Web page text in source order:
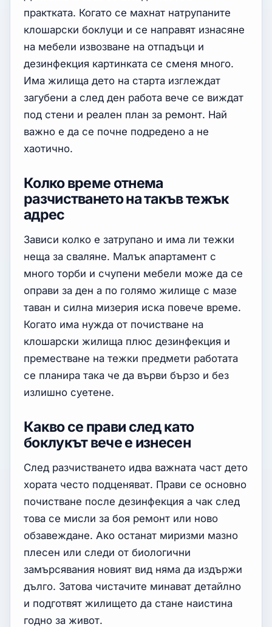
практката. Когато се махнат натрупаните
клошарски боклуци и се направят изнасяне
на мебели извозване на отпадъци и
дезинфекция картинката се сменя много.
Има жилища дето на старта изглеждат
загубени а след ден работа вече се виждат
под стени и реален план за ремонт. Най
важно е да се почне подредено а не
хаотично.
Колко време отнема
разчистването на такъв тежък
адрес
Зависи колко е затрупано и има ли тежки
неща за сваляне. Малък апартамент с
много торби и счупени мебели може да се
оправи за ден а по голямо жилище с мазе
таван и силна мизерия иска повече време.
Когато има нужда от почистване на
клошарски жилища плюс дезинфекция и
преместване на тежки предмети работата
се планира така че да върви бързо и без
излишно суетене.
Какво се прави след като
боклукът вече е изнесен
След разчистването идва важната част дето
хората често подценяват. Прави се основно
почистване после дезинфекция а чак след
това се мисли за боя ремонт или ново
обзавеждане. Ако останат миризми мазно
плесен или следи от биологични
замърсявания новият вид няма да издържи
дълго. Затова чистачите минават детайлно
и подготвят жилището да стане наистина
годно за живот.